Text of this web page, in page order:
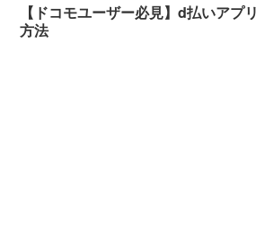
【ドコモユーザー必見】d払いアプ
方法